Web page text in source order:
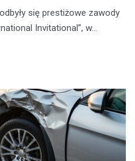
się prestiżowe zawody
Invitational”, w…